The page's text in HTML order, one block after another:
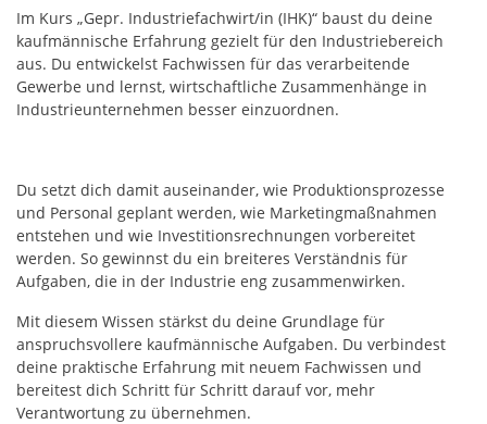
Im Kurs „Gepr. Industriefachwirt/in (IHK)“ baust du deine
kaufmännische Erfahrung gezielt für den Industriebereich
aus. Du entwickelst Fachwissen für das verarbeitende
Gewerbe und lernst, wirtschaftliche Zusammenhänge in
Industrieunternehmen besser einzuordnen.
Du setzt dich damit auseinander, wie Produktionsprozesse
und Personal geplant werden, wie Marketingmaßnahmen
entstehen und wie Investitionsrechnungen vorbereitet
werden. So gewinnst du ein breiteres Verständnis für
Aufgaben, die in der Industrie eng zusammenwirken.
Mit diesem Wissen stärkst du deine Grundlage für
anspruchsvollere kaufmännische Aufgaben. Du verbindest
deine praktische Erfahrung mit neuem Fachwissen und
bereitest dich Schritt für Schritt darauf vor, mehr
Verantwortung zu übernehmen.